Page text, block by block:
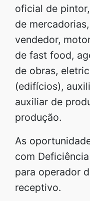
oficial de
de
vendedor,
de fast food,
de obras,
(edifícios),
auxiliar de
produção.
As
com
para operador
receptivo.